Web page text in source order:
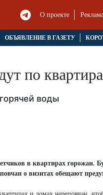
О проекте
ОБЪЯВЛЕНИЕ В ГАЗЕТУ
по
воды
в квартирах горожан.
о визитах обещают